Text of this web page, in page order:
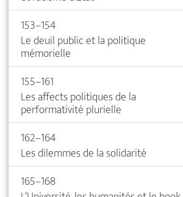
153–154
Le deuil public et la politique
mémorielle
155–161
Les affects politiques de la
performativité plurielle
162–164
Les dilemmes de la solidarité
165–168